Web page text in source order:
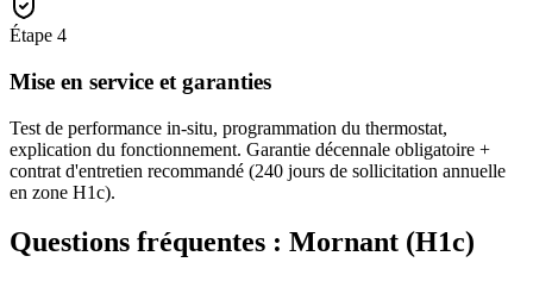
Étape 4
Mise en service et garanties
Test de performance in-situ, programmation du thermostat,
explication du fonctionnement. Garantie décennale obligatoire +
contrat d'entretien recommandé (240 jours de sollicitation annuelle
en zone H1c).
Questions fréquentes : Mornant (H1c)